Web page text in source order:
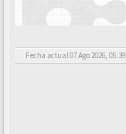
Fecha actual 07 Ago 2026, 05:39